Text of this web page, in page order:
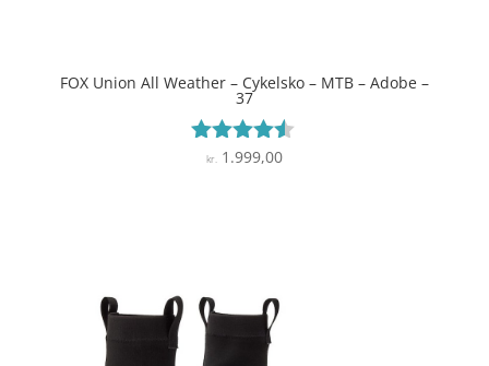
FOX Union All Weather – Cykelsko – MTB – Adobe –
37
Vurderet
kr. 1.999,00